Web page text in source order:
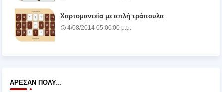
Χαρτομαντεία με απλή τράπουλα
4/08/2014 05:00:00 μ.μ.
ΆΡΕΣΑΝ ΠΟΛΎ...